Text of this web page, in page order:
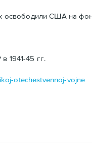
освободили США на
1941-45 гг.
otechestvennoj-vojne